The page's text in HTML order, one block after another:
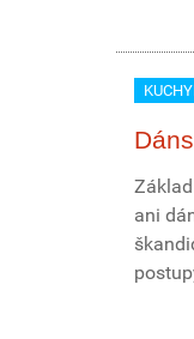
ani